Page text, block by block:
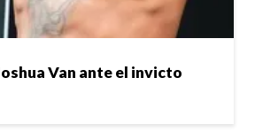
Van ante el invicto